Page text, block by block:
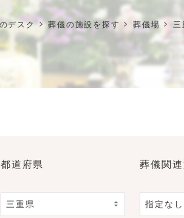
デスク>葬儀の施設を探す >葬儀場 >
都道府県 葬儀関